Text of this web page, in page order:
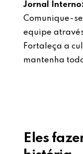
Jornal Interno:
Comunique-
equipe
Fortaleça a
mantenha
Eles